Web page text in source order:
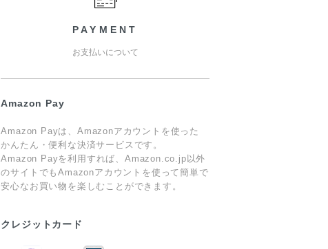
PAYMENT
お支払いについて
Amazon Pay
Amazon Payは、Amazonアカウントを使った
かんたん・便利な決済サービスです。
Amazon Payを利用すれば、Amazon.co.jp以外
のサイトでもAmazonアカウントを使って簡単で
安心なお買い物を楽しむことができます。
クレジットカード